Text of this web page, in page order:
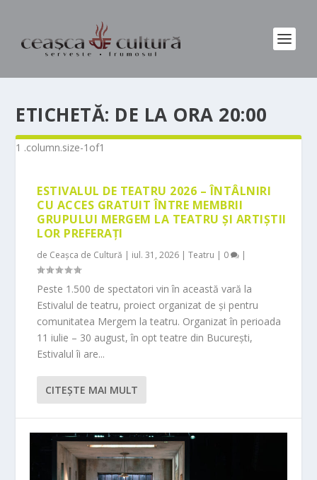
ETICHETĂ: DE LA ORA 20:00
ESTIVALUL DE TEATRU 2026 – ÎNTÂLNIRI
CU ACCES GRATUIT ÎNTRE MEMBRII
GRUPULUI MERGEM LA TEATRU ȘI ARTIȘTII
LOR PREFERAȚI
de Ceașca de Cultură | iul. 31, 2026 |Teatru | 0 |
Peste 1.500 de spectatori vin în această vară la
Estivalul de teatru, proiect organizat de și pentru
comunitatea Mergem la teatru. Organizat în perioada
11 iulie – 30 august, în opt teatre din București,
Estivalul îi are...
CITEŞTE MAI MULT